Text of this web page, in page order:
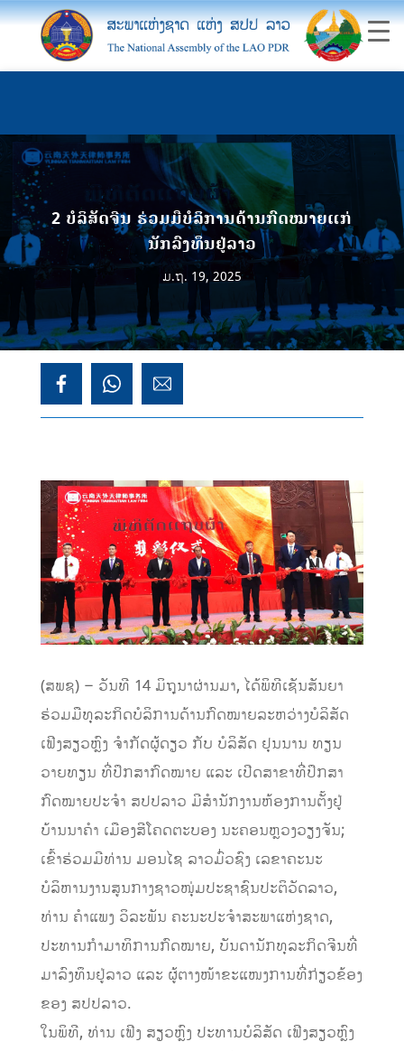
2 ບໍລິສັດຈີນ ຮ່ວມມືບໍລິການດ້ານກົດໝາຍແກ່
ນັກລົງທຶນຢູ່ລາວ
ມ.ຖ. 19, 2025
(ສພຊ) – ວັນທີ 14 ມິຖຸນາຜ່ານມາ, ໄດ້ພິທີເຊັນສັນຍາ
ຮ່ວມມືທຸລະກິດບໍລິການດ້ານກົດໝາຍລະຫວ່າງບໍລິສັດ
ເຟີງສຽວຫຼົງ ຈຳກັດຜູ້ດຽວ ກັບ ບໍລິສັດ ຢຸນນານ ທຽນ
ວາຍທຽນ ທີ່ປຶກສາກົດໝາຍ ແລະ ເປີດສາຂາທີ່ປຶກສາ
ກົດໝາຍປະຈຳ ສປປລາວ ມີສຳນັກງານຫ້ອງການຕັ້ງຢູ່
ບ້ານນາຄຳ ເມືອງສີໂຄດຕະບອງ ນະຄອນຫຼວງວຽງຈັນ;
ເຂົ້າຮ່ວມມີທ່ານ ມອນໄຊ ລາວມົ່ວຊົງ ເລຂາຄະນະ
ບໍລິຫານງານສູນກາງຊາວໜຸ່ມປະຊາຊົນປະຕິວັດລາວ,
ທ່ານ ຄໍາແພງ ວິລະພັນ ຄະນະປະຈຳສະພາແຫ່ງຊາດ,
ປະທານກຳມາທິການກົດໝາຍ, ບັນດານັກທຸລະກິດຈີນທີ່
ມາລົງທຶນຢູ່ລາວ ແລະ ຜູ້ຕາງໜ້າຂະແໜງການທີ່ກ່ຽວຂ້ອງ
ຂອງ ສປປລາວ.
ໃນພິທີ, ທ່ານ ເຟີງ ສຽວຫຼົງ ປະທານບໍລິສັດ ເຟີງສຽວຫຼົງ